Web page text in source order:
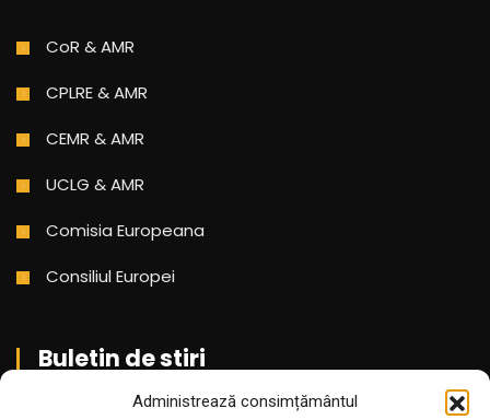
Administrează consimțământul
CoR & AMR
CPLRE & AMR
CEMR & AMR
UCLG & AMR
Comisia Europeana
Consiliul Europei
Buletin de stiri